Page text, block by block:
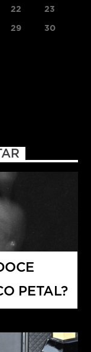
22 23
29 30
PETAL?